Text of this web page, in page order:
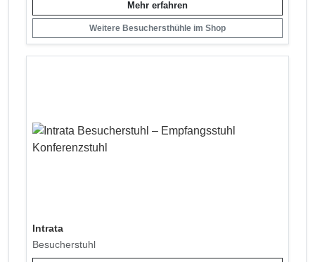
Mehr erfahren
Weitere Besuchersthühle im Shop
Intrata
Besucherstuhl